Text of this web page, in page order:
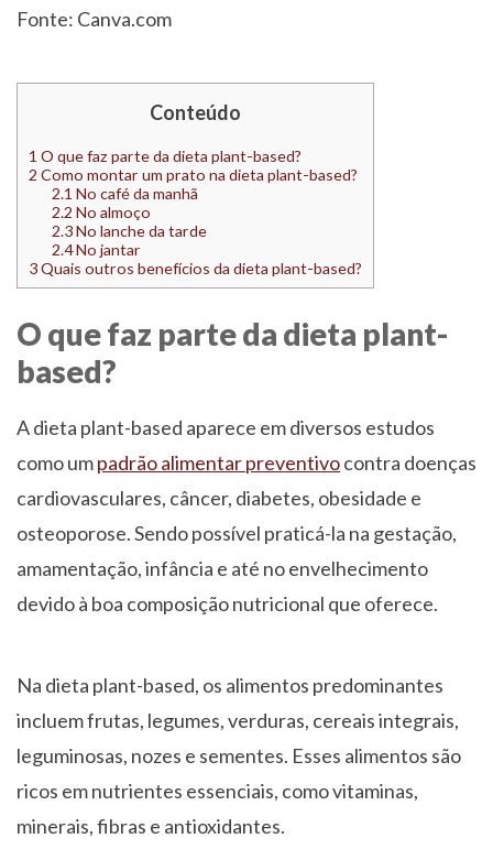
Fonte: Canva.com
Conteúdo
1 O que faz parte da dieta plant-based?
2 Como montar um prato na dieta plant-based?
2.1 No café da manhã
2.2 No almoço
2.3No lanche da tarde
2.4No jantar
3Quais outros benefícios da dieta plant-based?
O que faz parte da dieta plant-
based?
A dieta plant-based aparece em diversos estudos
como umpadrão alimentar preventivocontra doenças
cardiovasculares, câncer, diabetes, obesidade e
osteoporose. Sendo possível praticá-la na gestação,
amamentação, infância e até no envelhecimento
devido à boa composição nutricional que oferece.
Na dieta plant-based, os alimentos predominantes
incluem frutas, legumes, verduras, cereais integrais,
leguminosas, nozes e sementes. Esses alimentos são
ricos em nutrientes essenciais, como vitaminas,
minerais, fibras e antioxidantes.